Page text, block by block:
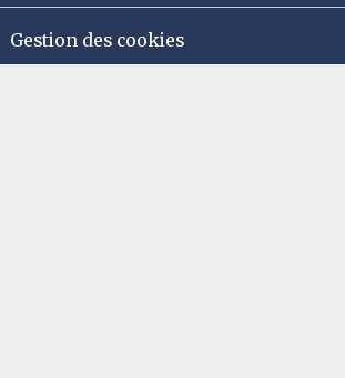
Gestion des cookies